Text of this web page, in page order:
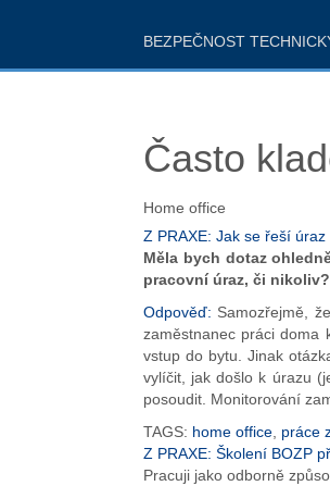
BEZPEČNOST
Často
Home office
Z PRAXE: Jak se řeší
Měla bych dotaz
pracovní úraz, či
Odpověď: Samozřejmě,
zaměstnanec práci doma
vstup do bytu. Jinak
vylíčit, jak došlo k úrazu
posoudit. Monitorování
TAGS: home office práce
Z PRAXE: Školení BOZP
Pracuji jako odborně